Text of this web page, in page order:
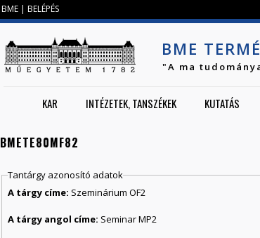
BME | BELÉPÉS
BME
"A ma
KAR INTÉZETEK, TANSZÉKEK KUTATÁS
BMETE80MF82
Tantárgy azonosító adatok
A tárgy címe: Szeminárium OF2
A tárgy angol címe: Seminar MP2